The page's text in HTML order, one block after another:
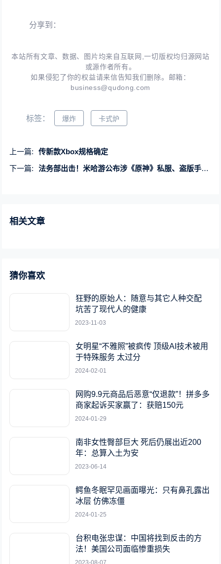
分享到：
本站所有文章、数据、图片均来自互联网,一切版权均归源网站
或源作者所有。
如果侵犯了你的权益请来信告知我们删除。邮箱：
business@qudong.com
标签： 爆炸 卡式炉
上一篇:
传新款Xbox规格确定
下一篇:
法务部出击！米哈游公布涉《原神》私服、盗版手办等多个刑事判决
相关文章
猜你喜欢
狂野的原始人：随意与其它人种交配
坑苦了现代人的健康
2023-11-03
女明星“不雅照”被疯传 顶级AI技术被用
于特殊服务 太过分
2024-02-01
网购9.9元商品后恶意“仅退款”！拼多多
商家起诉买家赢了：获赔150元
2024-01-29
南非女性臀部巨大 死后仍展出近200
年：总算入土为安
2023-06-14
鳄鱼冬眠罕见画面曝光：只有鼻孔露出
冰层 仿佛冻僵
2024-01-25
台积电张忠谋：中国将找到反击的方
法！美国公司面临惨重损失
2023-08-07